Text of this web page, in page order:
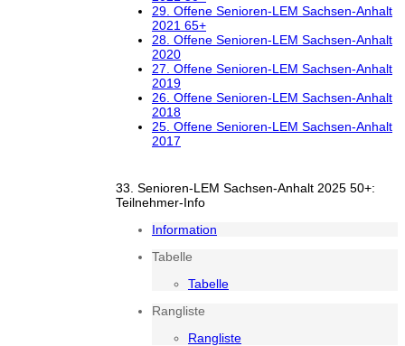
29. Offene Senioren-LEM Sachsen-Anhalt
2021 65+
28. Offene Senioren-LEM Sachsen-Anhalt
2020
27. Offene Senioren-LEM Sachsen-Anhalt
2019
26. Offene Senioren-LEM Sachsen-Anhalt
2018
25. Offene Senioren-LEM Sachsen-Anhalt
2017
33. Senioren-LEM Sachsen-Anhalt 2025 50+:
Teilnehmer-Info
Information
Tabelle
Tabelle
Rangliste
Rangliste